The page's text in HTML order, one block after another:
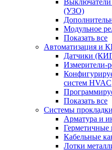
Выключатели
(УЗО)
Модульное
Показать все
Автоматизация и
Датчики
Измерители-
систем HVAC
Показать все
Системы
Арматура и
Герметичные
Кабельные
Лотки